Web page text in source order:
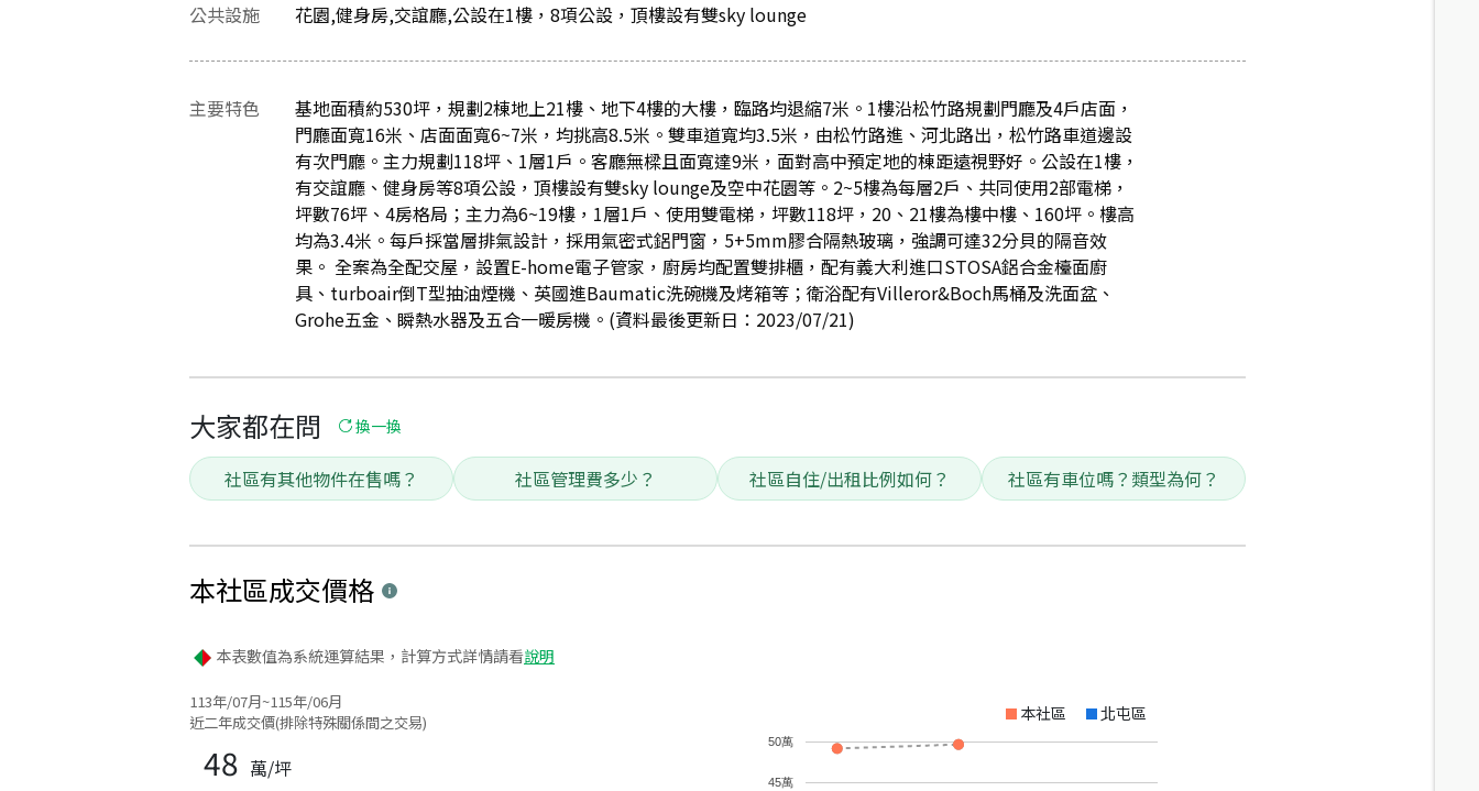
公共設施 花園,健身房,交誼廳,公設在1樓，8項公設，頂樓設有雙sky lounge
主要特色
基地面積約530坪，規劃2棟地上21樓、地下4樓的大樓，臨路均退縮7米。1樓沿松竹路規劃門廳及4戶店面，
門廳面寬16米、店面面寬6~7米，均挑高8.5米。雙車道寬均3.5米，由松竹路進、河北路出，松竹路車道邊設
有次門廳。主力規劃118坪、1層1戶。客廳無樑且面寬達9米，面對高中預定地的棟距遠視野好。公設在1樓，
有交誼廳、健身房等8項公設，頂樓設有雙sky lounge及空中花園等。2~5樓為每層2戶、共同使用2部電梯，
坪數76坪、4房格局；主力為6~19樓，1層1戶、使用雙電梯，坪數118坪，20、21樓為樓中樓、160坪。樓高
均為3.4米。每戶採當層排氣設計，採用氣密式鋁門窗，5+5mm膠合隔熱玻璃，強調可達32分貝的隔音效
果。 全案為全配交屋，設置E-home電子管家，廚房均配置雙排櫃，配有義大利進口STOSA鋁合金檯面廚
具、turboair倒T型抽油煙機、英國進Baumatic洗碗機及烤箱等；衛浴配有Villeror&Boch馬桶及洗面盆、
Grohe五金、瞬熱水器及五合一暖房機。(資料最後更新日：2023/07/21)
大家都在問 換一換
社區有其他物件在售嗎？ 社區管理費多少？ 社區自住/出租比例如何？ 社區有車位嗎？類型為何？
本社區成交價格
本表數值為系統運算結果，計算方式詳情請看說明
113年/07月~115年/06月
近二年成交價(排除特殊關係間之交易)
48 萬/坪
本社區 北屯區
45萬
50萬